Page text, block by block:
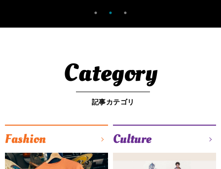
Category
記事カテゴリ
Fashion Culture